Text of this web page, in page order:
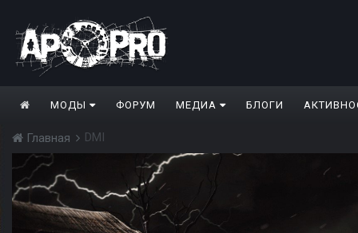
МОДЫ ФОРУМ МЕДИА БЛОГИ
Главная DMI